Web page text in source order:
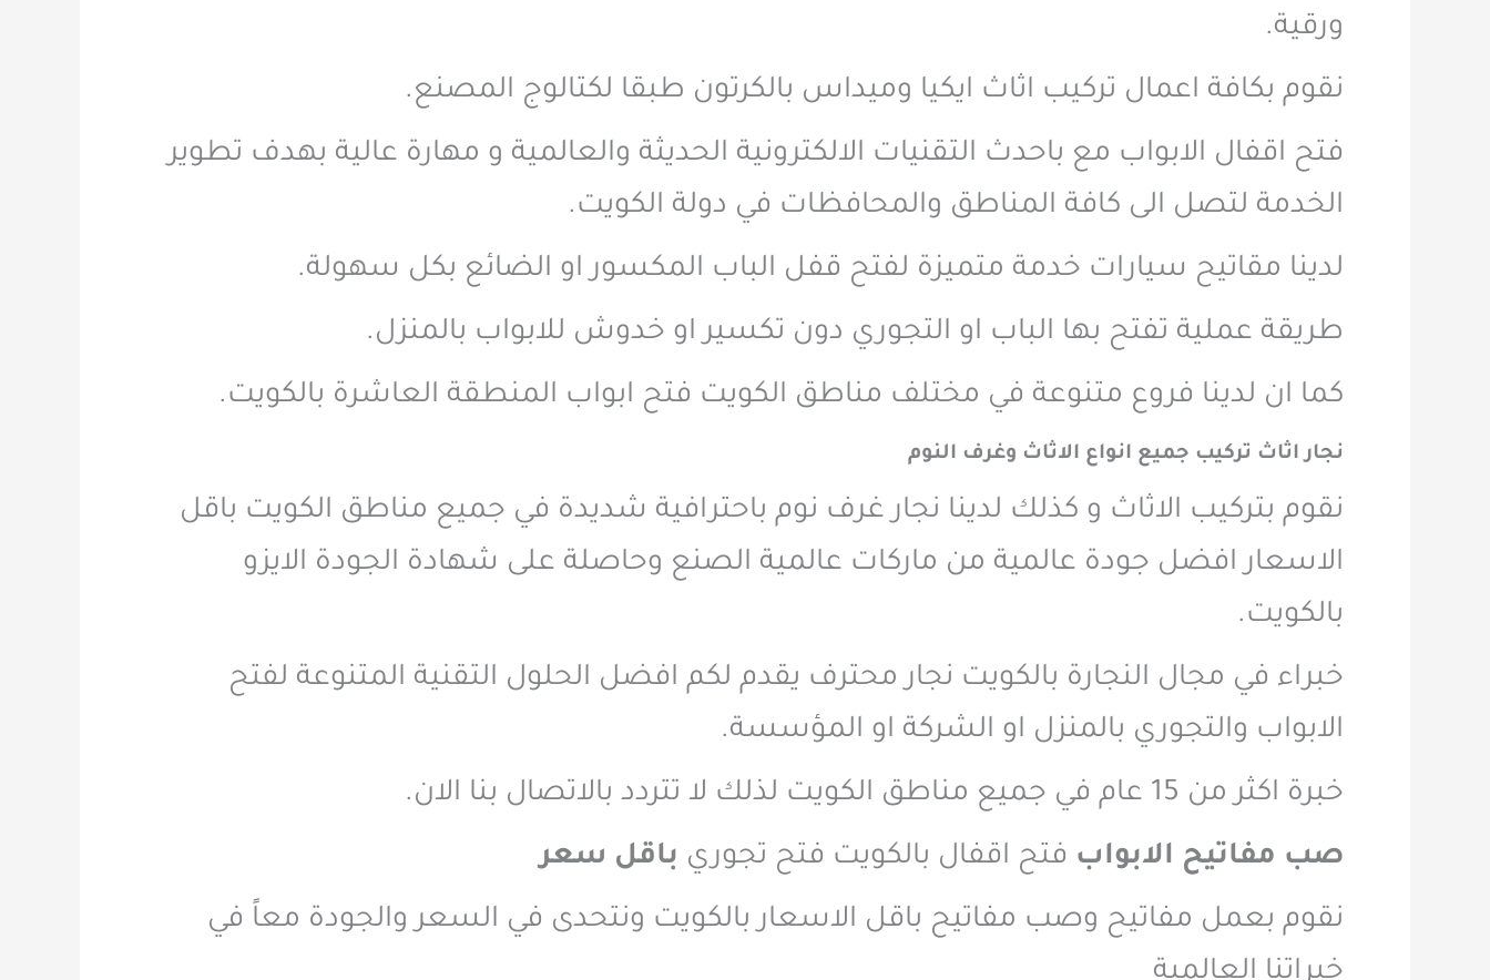
ورقية.
نقوم بكافة اعمال تركيب اثاث ايكيا وميداس بالكرتون طبقا لكتالوج المصنع.
فتح اقفال الابواب مع باحدث التقنيات الالكترونية الحديثة والعالمية و مهارة عالية بهدف تطوير
الخدمة لتصل الى كافة المناطق والمحافظات في دولة الكويت.
لدينا مقاتيح سيارات خدمة متميزة لفتح قفل الباب المكسور او الضائع بكل سهولة.
طريقة عملية تفتح بها الباب او التجوري دون تكسير او خدوش للابواب بالمنزل.
كما ان لدينا فروع متنوعة في مختلف مناطق الكويت فتح ابواب المنطقة العاشرة بالكويت.
نجار اثاث تركيب جميع انواع الاثاث وغرف النوم
نقوم بتركيب الاثاث و كذلك لدينا نجار غرف نوم باحترافية شديدة في جميع مناطق الكويت باقل
الاسعار افضل جودة عالمية من ماركات عالمية الصنع وحاصلة على شهادة الجودة الايزو
بالكويت.
خبراء في مجال النجارة بالكويت نجار محترف يقدم لكم افضل الحلول التقنية المتنوعة لفتح
الابواب والتجوري بالمنزل او الشركة او المؤسسة.
خبرة اكثر من 15 عام في جميع مناطق الكويت لذلك لا تتردد بالاتصال بنا الان.
صب مفاتيح الابواب فتح اقفال بالكويت فتح تجوري باقل سعر
نقوم بعمل مفاتيح وصب مفاتيح باقل الاسعار بالكويت ونتحدى في السعر والجودة معاً في
خبراتنا العالمية